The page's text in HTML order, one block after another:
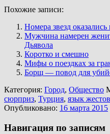
Похожие записи:
Номера звезд
Мужчина намерен
Дьявола
Коротко и смешно
Мифы о поездках за
Борщ — повод для
Категория: Город, Общество
сюрприз, Турция, язык жестов
Опубликовано: 16 марта 2015
Навигация по записям